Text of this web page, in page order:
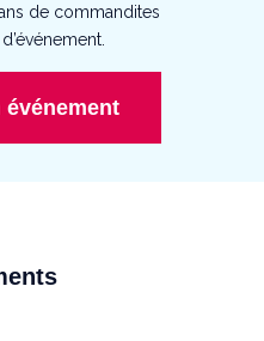
de commandites